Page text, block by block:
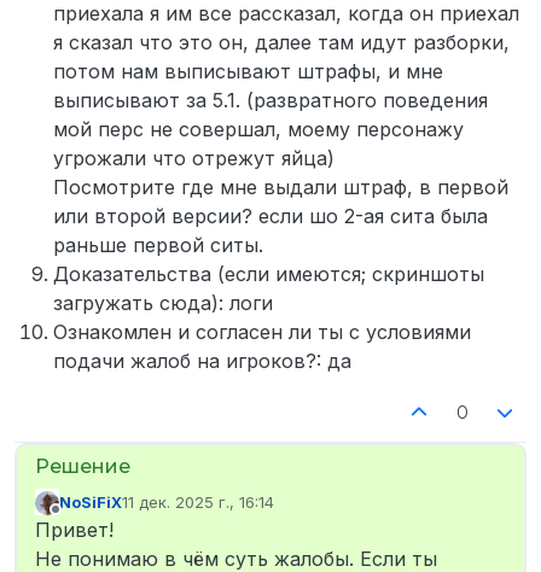
приехала я им все рассказал, когда он приехал
я сказал что это он, далее там идут разборки,
потом нам выписывают штрафы, и мне
выписывают за 5.1. (развратного поведения
мой перс не совершал, моему персонажу
угрожали что отрежут яйца)
Посмотрите где мне выдали штраф, в первой
или второй версии? если шо 2-ая сита была
раньше первой ситы.
Доказательства (если имеются; скриншоты
загружать сюда): логи
Ознакомлен и согласен ли ты с условиями
подачи жалоб на игроков?: да
0
Не в сети
NoSiFiX11 дек. 2025 г., 16:14
отредактировано
Привет!
Не понимаю в чём суть жалобы. Если ты